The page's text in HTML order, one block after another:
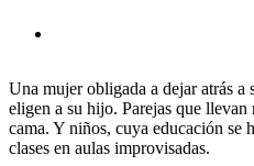
Una mujer obligada a dejar atrás a
eligen a su hijo. Parejas que llevan
cama. Y niños, cuya educación se
clases en aulas improvisadas.